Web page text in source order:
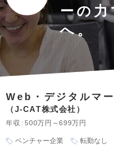
ーの
へ。
Web・デジタルマ
J-CAT株式会社
年収 500万円～699万円
ベンチャー企業 転勤なし